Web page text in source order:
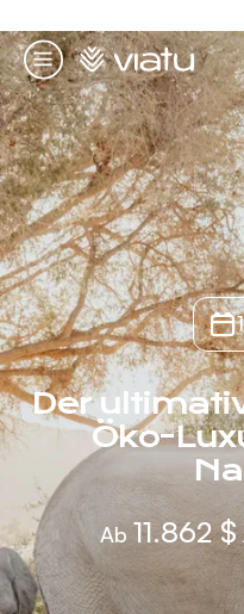
Menü
Startseite
Der
Öko-
Ab 11.862 $